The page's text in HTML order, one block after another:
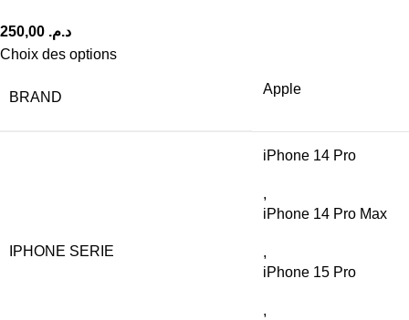
د.م.
Choix des options
BRAND
Apple
IPHONE SERIE
iPhone 14 Pro
,
iPhone 14 Pro Max
,
iPhone 15 Pro
,